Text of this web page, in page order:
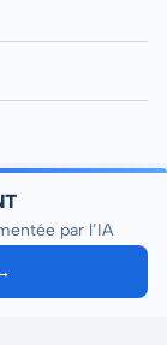
par l’IA